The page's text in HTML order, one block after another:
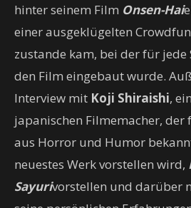
hinter seinem Film Onsen-Hai
einer ausgeklügelten
zustande kam, bei der für jede
den Film eingebaut wurde.
Interview mit Koji Shiraishi,
japanischen Filmemacher, der
aus Horror und Humor
neuestes Werk vorstellen wird,
Sayurivorstellen und darüber